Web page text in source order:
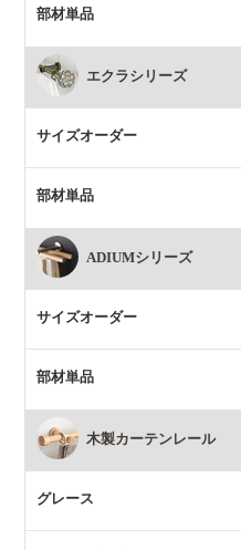
部材単品
エクラシリーズ
サイズオーダー
部材単品
ADIUMシリーズ
サイズオーダー
部材単品
木製カーテンレール
グレース